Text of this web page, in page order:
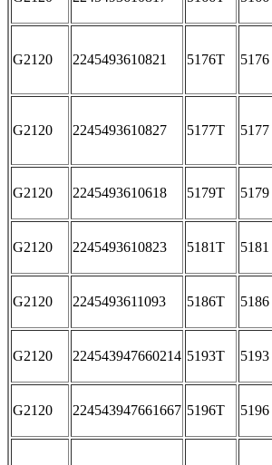
G2120 2245493610821 5176T 5176
G2120 2245493610827 5177T 5177
G2120 2245493610618 5179T 5179
G2120 2245493610823 5181T 5181
G2120 2245493611093 5186T 5186
G2120 224543947660214 5193T 5193
G2120 224543947661667 5196T 5196